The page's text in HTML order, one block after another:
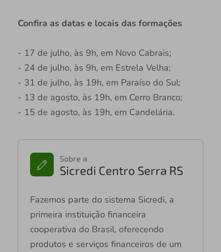
Confira as datas e locais das formações
- 17 de julho, às 9h, em Novo Cabrais;
- 24 de julho, às 9h, em Estrela Velha;
- 31 de julho, às 19h, em Paraíso do Sul;
- 13 de agosto, às 19h, em Cerro Branco;
- 15 de agosto, às 19h, em Candelária.
Sobre a
Sicredi Centro Serra RS
Fazemos parte do sistema Sicredi, a
primeira instituição financeira
cooperativa do Brasil, oferecendo
produtos e serviços financeiros de um